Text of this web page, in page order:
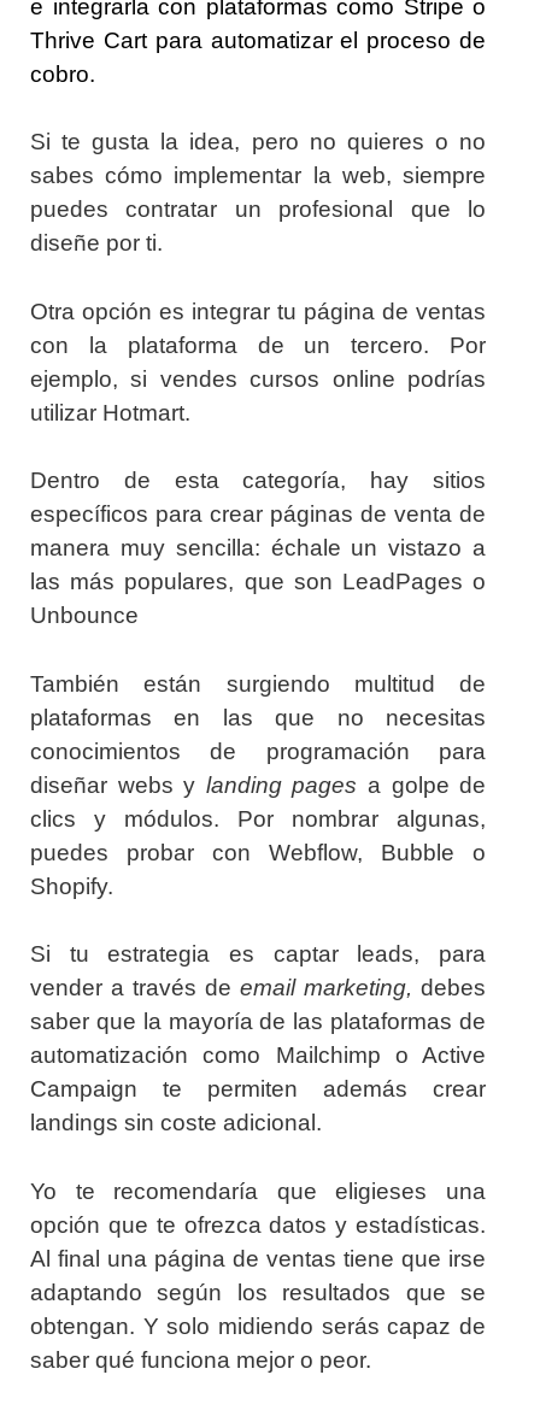
e integrarla con plataformas como Stripe o
Thrive Cart para automatizar el proceso de
cobro.
Si te gusta la idea, pero no quieres o no
sabes cómo implementar la web, siempre
puedes contratar un profesional que lo
diseñe por ti.
Otra opción es integrar tu página de ventas
con la plataforma de un tercero. Por
ejemplo, si vendes cursos online podrías
utilizar Hotmart.
Dentro de esta categoría, hay sitios
específicos para crear páginas de venta de
manera muy sencilla: échale un vistazo a
las más populares, que son LeadPages o
Unbounce
También están surgiendo multitud de
plataformas en las que no necesitas
conocimientos de programación para
diseñar webs y landing pages a golpe de
clics y módulos. Por nombrar algunas,
puedes probar con Webflow, Bubble o
Shopify.
Si tu estrategia es captar leads, para
vender a través deemail marketing, debes
saber que la mayoría de las plataformas de
automatización como Mailchimp o Active
Campaign te permiten además crear
landings sin coste adicional.
Yo te recomendaría que eligieses una
opción que te ofrezca datos y estadísticas.
Al final una página de ventas tiene que irse
adaptando según los resultados que se
obtengan. Y solo midiendo serás capaz de
saber qué funciona mejor o peor.